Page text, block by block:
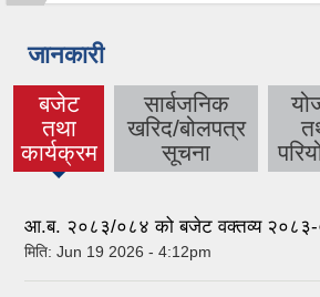
जानकारी
बजेट
तथा
कार्यक्रम
(active
tab)
सार्बजनिक
खरिद/बोलपत्र
सूचना
आ.ब. २०८३/०८४ को बजेट वक्तव्य
मिति: Jun 19 2026 - 4:12pm